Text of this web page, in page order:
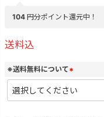
104 円分ポイント還元中！
送料込
※送料無料について
(
必
須